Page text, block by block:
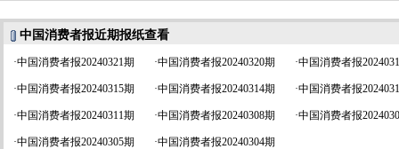
中国消费者报近期报纸查看
·中国消费者报20240321期 ·中国消费者报20240320期 ·中国消费者报
·中国消费者报20240315期 ·中国消费者报20240314期 ·中国消费者报
·中国消费者报20240311期 ·中国消费者报20240308期 ·中国消费者报
·中国消费者报20240305期 ·中国消费者报20240304期